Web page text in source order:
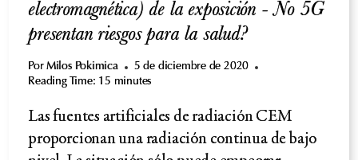
electromagnética) de la exposición - No 5G
presentan riesgos para la salud?
Por Milos Pokimica
5 de diciembre de 2020
Reading Time: 15 minutes
Las fuentes artificiales de radiación CEM
proporcionan una radiación continua de bajo